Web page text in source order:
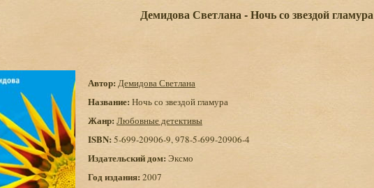
Демидова Светлана - Ночь со звездой гламура
Автор: Демидова Светлана
Название: Ночь со звездой гламура
Жанр: Любовные детективы
ISBN: 5-699-20906-9, 978-5-699-20906-4
Издательский дом: Эксмо
Год издания: 2007